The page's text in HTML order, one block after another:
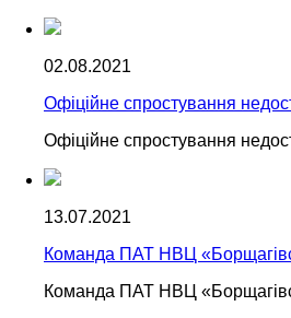
02.08.2021
Офіційне спростування
Офіційне спростування
13.07.2021
Команда ПАТ НВЦ
Команда ПАТ НВЦ